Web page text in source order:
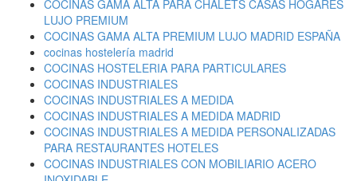
COCINAS GAMA ALTA PARA CHALETS CASAS HOGARES
LUJO PREMIUM
COCINAS GAMA ALTA PREMIUM LUJO MADRID ESPAÑA
cocinas hostelería madrid
COCINAS HOSTELERIA PARA PARTICULARES
COCINAS INDUSTRIALES
COCINAS INDUSTRIALES A MEDIDA
COCINAS INDUSTRIALES A MEDIDA MADRID
COCINAS INDUSTRIALES A MEDIDA PERSONALIZADAS
PARA RESTAURANTES HOTELES
COCINAS INDUSTRIALES CON MOBILIARIO ACERO